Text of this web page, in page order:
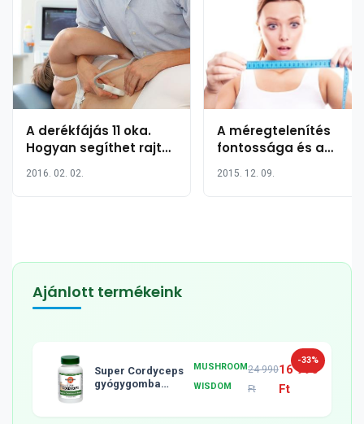
A derékfájás 11 oka.
Hogyan segíthet rajta
nélkül?
2016. 02. 02.
A méregtelenítés
fontossága és a
és fogyasztó
2015. 12. 09.
Ajánlott termékeink
-33%
Super Cordyceps
gyógygomba
MUSHROOM
WISDOM
24 990
Ft
16 990
Ft